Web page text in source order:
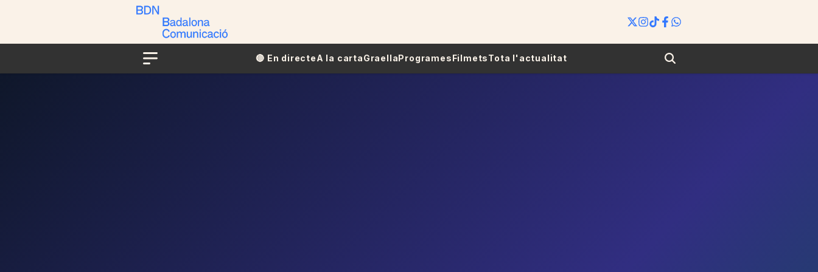
Menu
🔴​​ En directeA la cartaGraellaProgramesFilmetsTota l'actualitat Search